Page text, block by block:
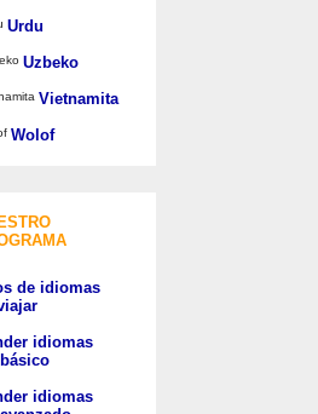
Urdu
Uzbeko
Vietnamita
Wolof
de idiomas
idiomas
idiomas